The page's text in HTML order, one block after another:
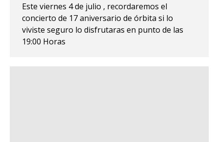
Este viernes 4 de julio , recordaremos el
concierto de 17 aniversario de órbita si lo
viviste seguro lo disfrutaras en punto de las
19:00 Horas